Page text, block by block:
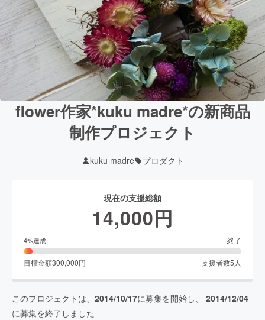
flower作家*kuku madre*の新商品
制作プロジェクト
kuku madre プロダクト
現在の支援総額
14,000円
4%達成 終了
目標金額300,000円 支援者数5 人
このプロジェクトは、 2014/10/17に募集を開始し、 2014/12/04
に募集を終了しました